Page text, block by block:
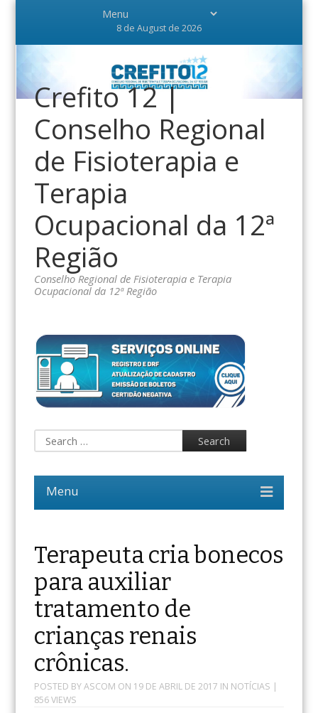
8 de August de 2026
Crefito 12 |
Conselho Regional
de Fisioterapia e
Terapia
Ocupacional da 12ª
Região
Conselho Regional de Fisioterapia e Terapia
Ocupacional da 12ª Região
Terapeuta cria bonecos
para auxiliar
tratamento de
crianças renais
crônicas.
POSTED BYASCOM ON 19 DE ABRIL DE 2017 IN NOTÍCIAS |
856 VIEWS